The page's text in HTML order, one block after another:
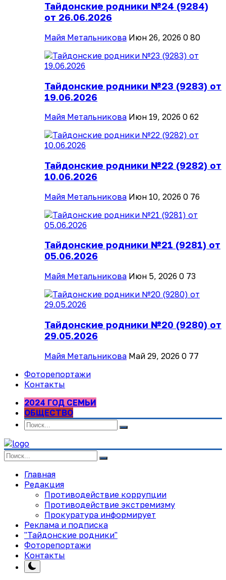
Тайдонские родники №24 (9284)
от 26.06.2026
Майя Метальникова Июн 26, 2026 0 80
Тайдонские родники №23 (9283) от
19.06.2026
Майя Метальникова Июн 19, 2026 0 62
Тайдонские родники №22 (9282) от
10.06.2026
Майя Метальникова Июн 10, 2026 0 76
Тайдонские родники №21 (9281) от
05.06.2026
Майя Метальникова Июн 5, 2026 0 73
Тайдонские родники №20 (9280) от
29.05.2026
Майя Метальникова Май 29, 2026 0 77
Фоторепортажи
Контакты
2024 ГОД СЕМЬИ
ОБЩЕСТВО
Главная
Редакция
Противодействие коррупции
Противодействие экстремизму
Прокуратура информирует
Реклама и подписка
"Тайдонские родники"
Фоторепортажи
Контакты